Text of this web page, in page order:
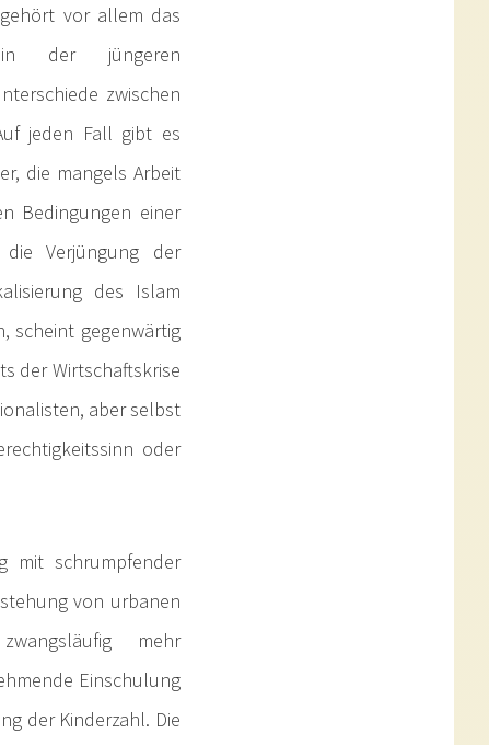
vor allem das
in der jüngeren
zwischen
jeden Fall gibt es
die mangels Arbeit
Bedingungen einer
Verjüngung der
des Islam
scheint gegenwärtig
der Wirtschaftskrise
aber selbst
oder
mit schrumpfender
von urbanen
mehr
Einschulung
der Kinderzahl. Die